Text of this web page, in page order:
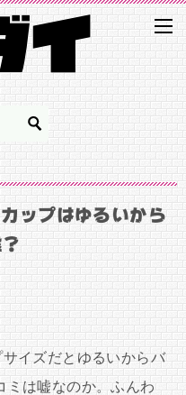
ップはゆるいから
イズだとゆるいからバ
ミは嘘なのか。ふんわ